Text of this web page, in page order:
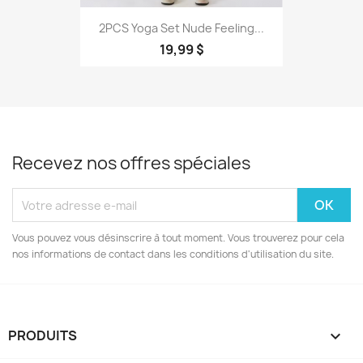
2PCS Yoga Set Nude Feeling...
19,99 $
Recevez nos offres spéciales
Vous pouvez vous désinscrire à tout moment. Vous trouverez pour cela
nos informations de contact dans les conditions d'utilisation du site.
PRODUITS 